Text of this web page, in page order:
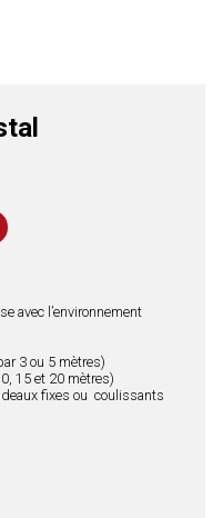
avec l’environnement
3 ou 5 mètres)
15 et 20 mètres)
fixes ou coulissants